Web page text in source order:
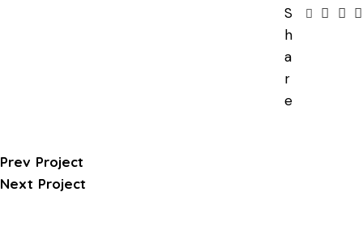
S
h
a
r
e
Prev Project
Next Project